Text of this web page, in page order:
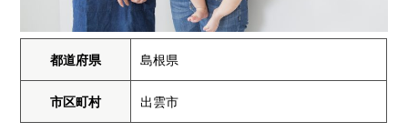
都道府県 島根県
市区町村 出雲市